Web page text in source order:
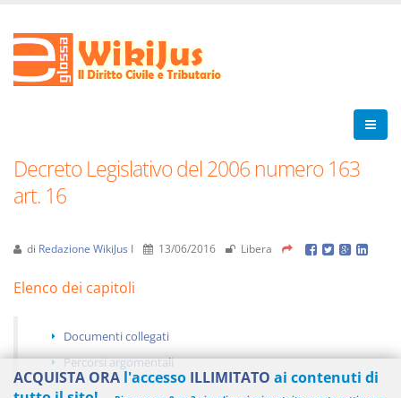
Decreto Legislativo del 2006 numero 163
art. 16
di Redazione WikiJus I 13/06/2016 Libera
Elenco dei capitoli
Documenti collegati
Percorsi argomentali
ACQUISTA ORA l'accesso ILLIMITATO ai contenuti di